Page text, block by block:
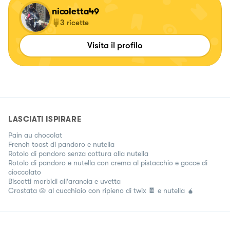
nicoletta49
3 ricette
Visita il profilo
LASCIATI ISPIRARE
Pain au chocolat
French toast di pandoro e nutella
Rotolo di pandoro senza cottura alla nutella
Rotolo di pandoro e nutella con crema al pistacchio e gocce di
cioccolato
Biscotti morbidi all'arancia e uvetta
Crostata 🥧 al cucchiaio con ripieno di twix 🍫 e nutella 🧉